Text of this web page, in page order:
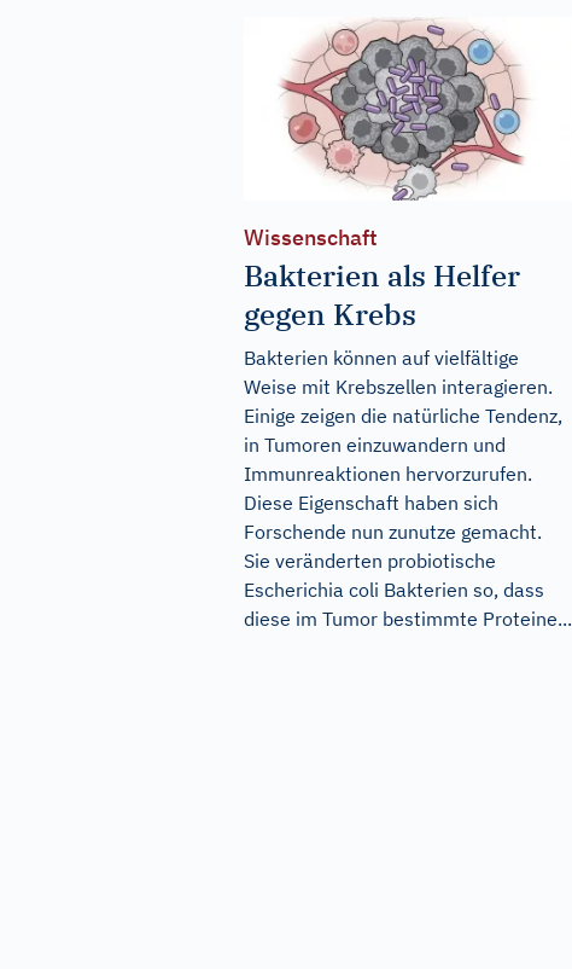
Wissenschaft
Bakterien als Helfer
gegen Krebs
Bakterien können auf vielfältige
Weise mit Krebszellen interagieren.
Einige zeigen die natürliche Tendenz,
in Tumoren einzuwandern und
Immunreaktionen hervorzurufen.
Diese Eigenschaft haben sich
Forschende nun zunutze gemacht.
Sie veränderten probiotische
Escherichia coli Bakterien so, dass
diese im Tumor bestimmte Proteine...